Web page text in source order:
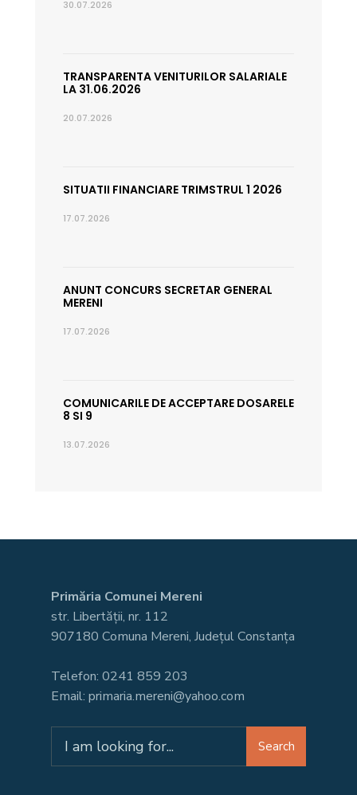
30.07.2026
TRANSPARENTA VENITURILOR SALARIALE
LA 31.06.2026
20.07.2026
SITUATII FINANCIARE TRIMSTRUL 1 2026
17.07.2026
ANUNT CONCURS SECRETAR GENERAL
MERENI
17.07.2026
COMUNICARILE DE ACCEPTARE DOSARELE
8 SI 9
13.07.2026
Primăria Comunei Mereni
str. Libertății, nr. 112
907180 Comuna Mereni, Județul Constanța
Telefon: 0241 859 203
Email: primaria.mereni@yahoo.com
for:
Search